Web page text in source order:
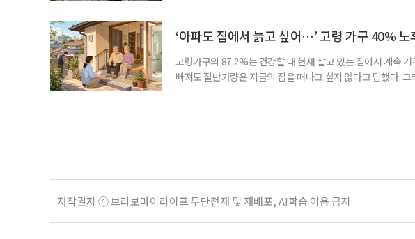
게 여기며, 거절하는 순간 태도를 바꾸는 행동도 건강한 관계와
‘아파도 집에서 늙고 싶어…’ 고령 가구 40% 노
고령가구의 87.2%는 건강할 때 현재 살고 있는 집에서 계속
빠져도 절반가량은 지금의 집을 떠나고 싶지 않다고 답했다.
저작권자 ⓒ 브라보마이라이프 무단전재 및 재배포, AI학습 이용 금지